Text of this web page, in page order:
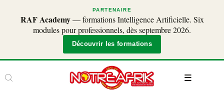
PARTENAIRE
RAF Academy— formations Intelligence Artificielle. Six
modules pour professionnels, dès septembre 2026.
Découvrir les formations